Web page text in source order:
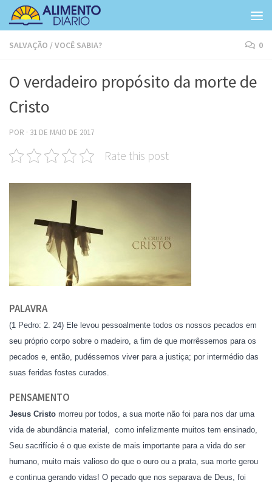
Skip to content
SALVAÇÃO /VOCÊ SABIA? 0
O verdadeiro propósito da morte de
Cristo
POR · 31 DE MAIO DE 2017
Rate this post
PALAVRA
(1 Pedro: 2. 24) Ele levou pessoalmente todos os nossos pecados em
seu próprio corpo sobre o madeiro, a fim de que morrêssemos para os
pecados e, então, pudéssemos viver para a justiça; por intermédio das
suas feridas fostes curados.
PENSAMENTO
Jesus Cristo morreu por todos, a sua morte não foi para nos dar uma
vida de abundância material, como infelizmente muitos tem ensinado,
Seu sacrifício é o que existe de mais importante para a vida do ser
humano, muito mais valioso do que o ouro ou a prata, sua morte gerou
e continua gerando vidas! O pecado que nos separava de Deus, foi